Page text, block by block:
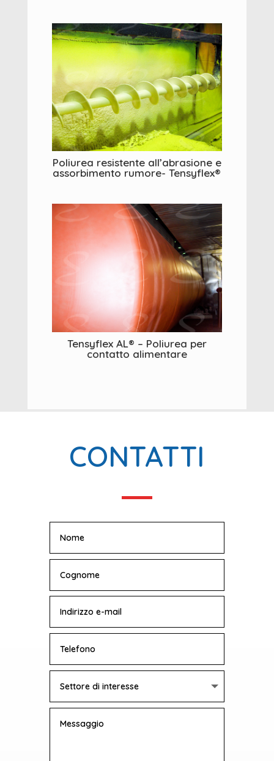
Poliurea resistente all’abrasione e
assorbimento rumore- Tensyflex®
Tensyflex AL® – Poliurea per
contatto alimentare
CONTATTI